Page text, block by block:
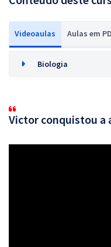
Videoaulas Aulas em
Biologia
Victor conquistou a